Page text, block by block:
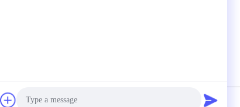
Office Accessories Ltd . Tous Droites réservées.